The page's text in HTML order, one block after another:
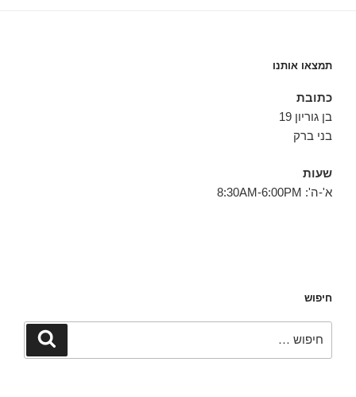
תמצאו אותנו
כתובת
בן גוריון 19
בני ברק
שעות
א'-ה': 8:30AM-6:00PM
חיפוש
חיפוש